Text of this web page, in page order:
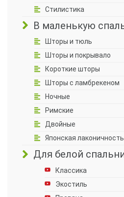
Стилистика
В маленькую
Шторы и тюль
Шторы и покрывало
Короткие шторы
Шторы с ламбрекеном
Ночные
Римские
Двойные
Японская лаконичность
Для белой
Классика
Экостиль